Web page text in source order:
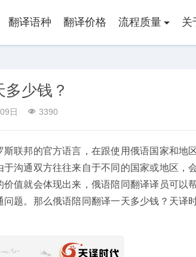
翻译语种 翻译价格 流程质量 关
少钱？
日 3390
联邦的官方语言，在跟使用俄语国家和地
沟通双方往往来自于不同的国家或地区，
值就会体现出来，俄语陪同翻译译员可以
题。那么俄语陪同翻译一天多少钱？天译